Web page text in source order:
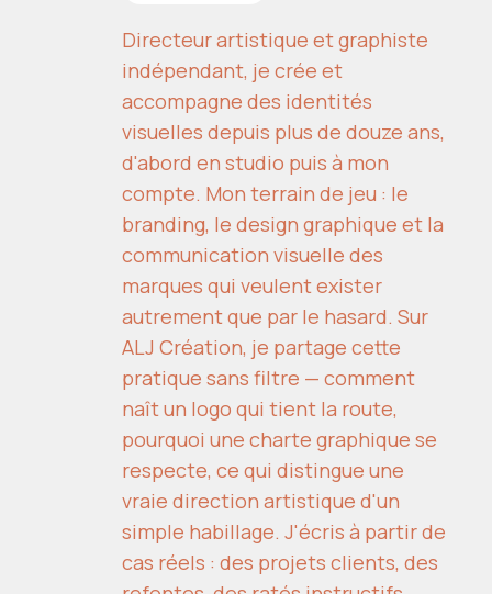
Directeur artistique et graphiste
indépendant, je crée et
accompagne des identités
visuelles depuis plus de douze ans,
d'abord en studio puis à mon
compte. Mon terrain de jeu : le
branding, le design graphique et la
communication visuelle des
marques qui veulent exister
autrement que par le hasard. Sur
ALJ Création, je partage cette
pratique sans filtre — comment
naît un logo qui tient la route,
pourquoi une charte graphique se
respecte, ce qui distingue une
vraie direction artistique d'un
simple habillage. J'écris à partir de
cas réels : des projets clients, des